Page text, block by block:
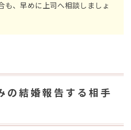
も、早めに上司へ相談しましょ
の結婚報告する相手